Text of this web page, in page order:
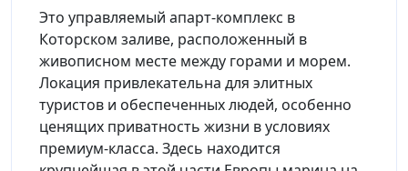
Это управляемый апарт-комплекс в
Которском заливе, расположенный в
живописном месте между горами и морем.
Локация привлекательна для элитных
туристов и обеспеченных людей, особенно
ценящих приватность жизни в условиях
премиум-класса. Здесь находится